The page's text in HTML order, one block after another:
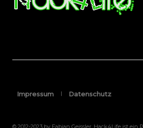
Impressum Datenschutz